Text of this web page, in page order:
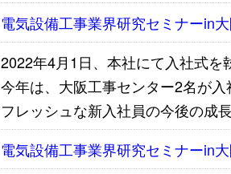
電気設備工事業界研究セミナーin
2022年4月1日、本社にて入社式を
今年は、大阪工事センター2名が入
フレッシュな新入社員の今後の成
電気設備工事業界研究セミナーin